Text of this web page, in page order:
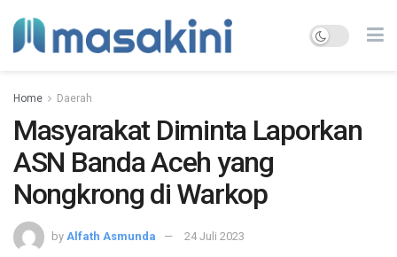
Home Daerah
Masyarakat Diminta Laporkan
ASN Banda Aceh yang
Nongkrong di Warkop
by Alfath Asmunda 24 Juli 2023